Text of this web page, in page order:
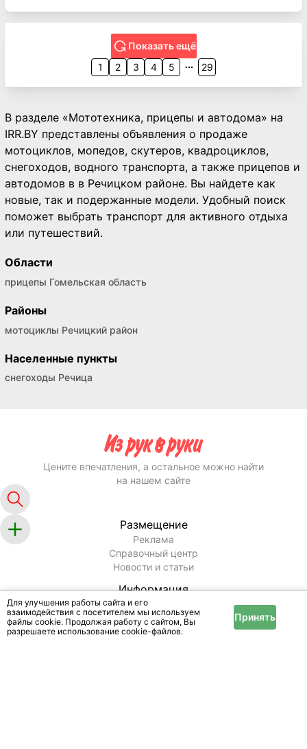
Показать ещё
1
2 3 4 5 29
В разделе «Мототехника, прицепы и автодома» на
IRR.BY представлены объявления о продаже
мотоциклов, мопедов, скутеров, квадроциклов,
снегоходов, водного транспорта, а также прицепов и
автодомов в в Речицком районе. Вы найдете как
новые, так и подержанные модели. Удобный поиск
поможет выбрать транспорт для активного отдыха
или путешествий.
Области
прицепы Гомельская область
Районы
мотоциклы Речицкий район
Населенные пункты
снегоходы Речица
Для улучшения работы сайта и его
взаимодействия с посетителем мы используем
файлы cookie. Продолжая работу с сайтом, Вы
разрешаете использование cookie-файлов.
Принять
Цените впечатления, а остальное можно найти
на нашем сайте
Размещение
Реклама
Справочный центр
Новости и статьи
Информация
Условия и правила
Публичный договор
Политика конфиденциальности